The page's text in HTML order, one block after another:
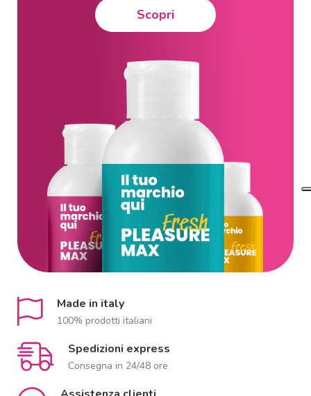
Scopri
Made in italy
100% prodotti italiani
Spedizioni express
Consegna in 24/48 ore